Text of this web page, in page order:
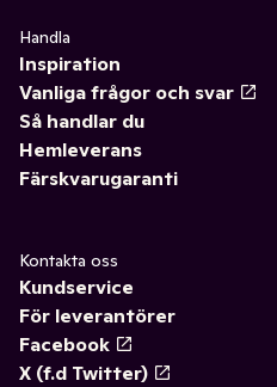
Handla
Inspiration
Vanliga frågor och svar
Så handlar du
Hemleverans
Färskvarugaranti
Kontakta oss
Kundservice
För leverantörer
Facebook
X (f.d Twitter)